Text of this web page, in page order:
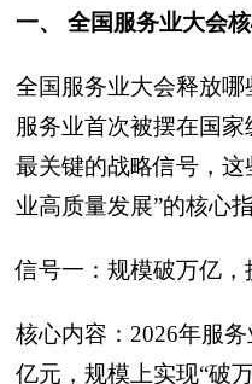
一、 全国服务业大会
全国服务业大会释放哪
服务业首次被摆在国
最关键的战略信号，
业高质量发展”‍的核心指
信号一：规模破万亿，
核心内容：2026年服
亿元，规模上实现“破万